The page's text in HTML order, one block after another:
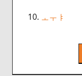
10. ㅗㅜㅑ